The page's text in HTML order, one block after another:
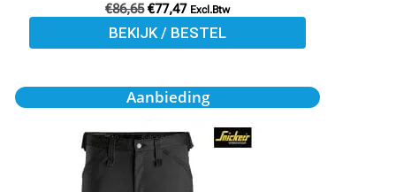
€86,65 €77,47 Excl.Btw
BEKIJK / BESTEL
Aanbieding
Oorspronkelijke
prijs
€79,50.
Huidige
prijs
€71,29.
Dit
heeft
meerdere